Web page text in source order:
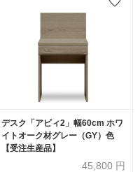
デスク「アビィ2」幅60cm ホワ
イトオーク材グレー（GY）色
【受注生産品】
45,800 円